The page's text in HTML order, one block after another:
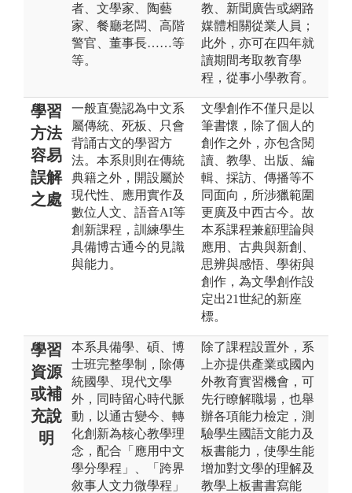
者、文學家、陶藝
家、餐廳老闆、高階
警官、董事長……等
等。
教、新聞廣告或網路
媒體相關從業人員；
此外，亦可在四年就
讀期間考取教育學
程，從事小學教育。
學習
方法
容易
誤解
之處
一般直覺認為中文系
屬傳統、死板、只會
背誦古文的學習方
法。本系則則在傳統
典籍之外，開設屬於
現代性、應用實作及
數位人文、語音AI等
創新課程，訓練學生
具備博古通今的見識
與能力。
文學創作不僅只是以
筆書懷，除了個人的
創作之外，亦包含閱
讀、教學、出版、編
輯、採訪、傳播等不
同面向，所涉獵範圍
更廣及中西古今。故
本系課程兼顧理論與
應用、古典與新創、
思辨與感悟、學術與
創作，為文學創作設
定出21世紀的新座
標。
學習
資源
或補
充說
明
本系具備學、碩、博
士班完整學制，除傳
統國學、現代文學
外，同時留心時代脈
動，以通古變今、轉
化創新為核心教學理
念，配合「應用中文
學分學程」、「跨界
敘事人文力微學程」
除了課程設置外，系
上亦提供產業或國內
外教育實習機會，可
先行瞭解職場，也舉
辦各項能力檢定，測
驗學生國語文能力及
板書能力，使學生能
增加對文學的理解及
教學上板書書寫能